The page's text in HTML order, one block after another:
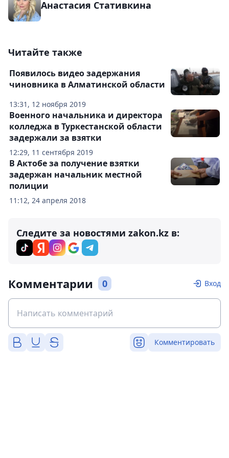
Анастасия Стативкина
Читайте также
13:31, 12 ноября 2019
Появилось видео задержания
чиновника в Алматинской области
12:29, 11 сентября 2019
Военного начальника и директора
колледжа в Туркестанской области
задержали за взятки
11:12, 24 апреля 2018
В Актобе за получение взятки
задержан начальник местной
полиции
Следите за новостями zakon.kz в:
Комментарии 0 Вход
Комментировать